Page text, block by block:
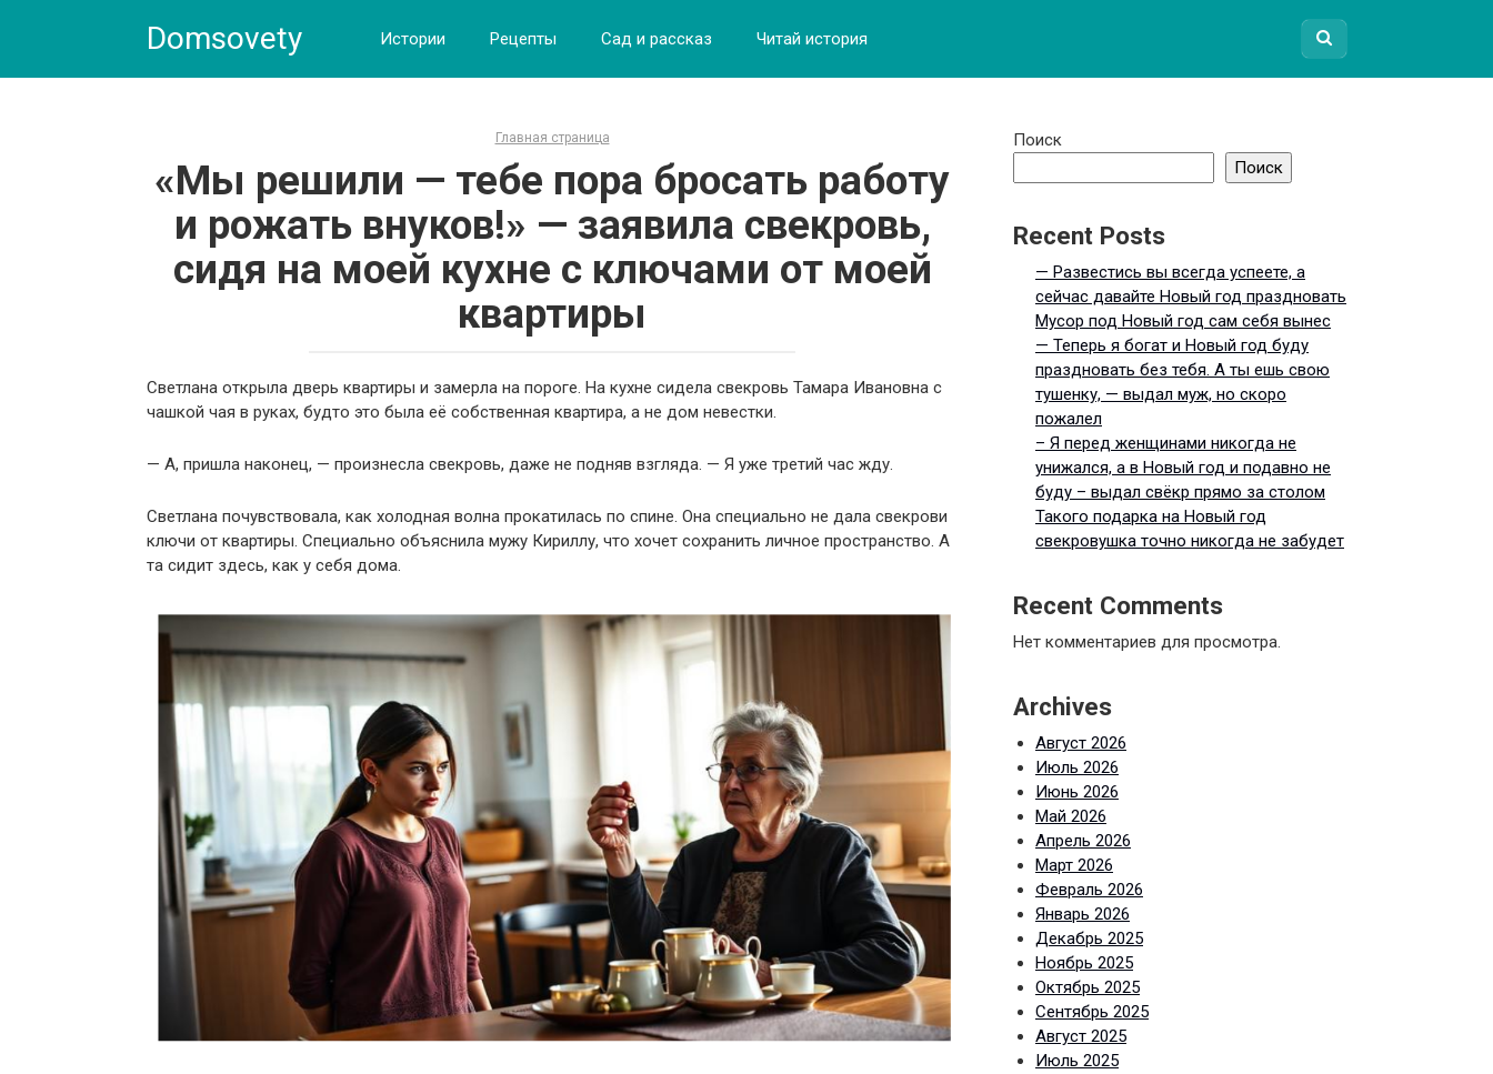
Domsovety Истории Рецепты Сад и рассказ Читай история
Главная страница
«Мы решили — тебе пора бросать работу
и рожать внуков!» — заявила свекровь,
сидя на моей кухне с ключами от моей
квартиры
Светлана открыла дверь квартиры и замерла на пороге. На кухне сидела свекровь Тамара Ивановна с
чашкой чая в руках, будто это была её собственная квартира, а не дом невестки.
— А, пришла наконец, — произнесла свекровь, даже не подняв взгляда. — Я уже третий час жду.
Светлана почувствовала, как холодная волна прокатилась по спине. Она специально не дала свекрови
ключи от квартиры. Специально объяснила мужу Кириллу, что хочет сохранить личное пространство. А
та сидит здесь, как у себя дома.
Поиск
Поиск
Recent Posts
— Развестись вы всегда успеете, а
сейчас давайте Новый год праздновать
Мусор под Новый год сам себя вынес
— Теперь я богат и Новый год буду
праздновать без тебя. А ты ешь свою
тушенку, — выдал муж, но скоро
пожалел
– Я перед женщинами никогда не
унижался, а в Новый год и подавно не
буду – выдал свёкр прямо за столом
Такого подарка на Новый год
свекровушка точно никогда не забудет
Recent Comments
Нет комментариев для просмотра.
Archives
Август 2026
Июль 2026
Июнь 2026
Май 2026
Апрель 2026
Март 2026
Февраль 2026
Январь 2026
Декабрь 2025
Ноябрь 2025
Октябрь 2025
Сентябрь 2025
Август 2025
Июль 2025